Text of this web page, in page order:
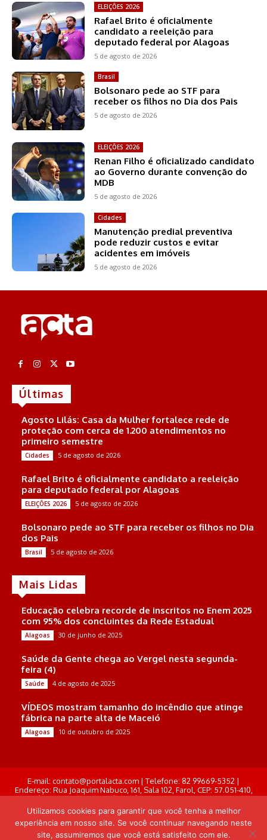
ELEIÇÕES 2026
Rafael Brito é oficialmente
candidato a reeleição para
deputado federal por Alagoas
5 de agosto de 2026
Brasil
Bolsonaro pede ao STF para
receber os filhos no Dia dos Pais
5 de agosto de 2026
ELEIÇÕES 2026
Renan Filho é oficializado candidato
ao Governo durante convenção do
MDB
5 de agosto de 2026
Cidades
Manutenção predial preventiva
pode reduzir custos e evitar
acidentes em imóveis
5 de agosto de 2026
Últimas
Agosto Lilás: Casa da Mulher fortalece rede de
proteção com cerca de 1.200 atendimentos no
primeiro semestre
Cidades 5 de agosto de 2026
Rafael Brito é oficialmente candidato a reeleição
para deputado federal por Alagoas
ELEIÇÕES 2026 5 de agosto de 2026
Bolsonaro pede ao STF para receber os filhos no Dia
dos Pais
Brasil 5 de agosto de 2026
Mais Lidas
Educação celebra recorde de inscritos no Enem 2025
com 95% dos concluintes da Rede Estadual
Alagoas 30 de junho de 2025
Saúde da Gente chega ao Vergel nesta segunda-
feira (4)
Saúde 4 de agosto de 2025
VÍDEOS mostram tamanho do incêndio que atinge
fábrica na parte alta de Maceió
Alagoas 10 de outubro de 2025
E-mail: contato@portalacta.com | Telefone: 82 99669-5352 |
Endereço: Rua Joaquim Nabuco, 161, Sala 102, Farol, CEP: 57.051-410,
Maceió, Alagoas . Responsável Técnico: Derek Gustavo de Morais
Pereira
© Portal Acta - 2025-2026.
Utilizamos cookies para garantir que você tenha a melhor
experiência em nosso site. Se você continuar navegando neste
site, assumiremos que você está satisfeito com ele.